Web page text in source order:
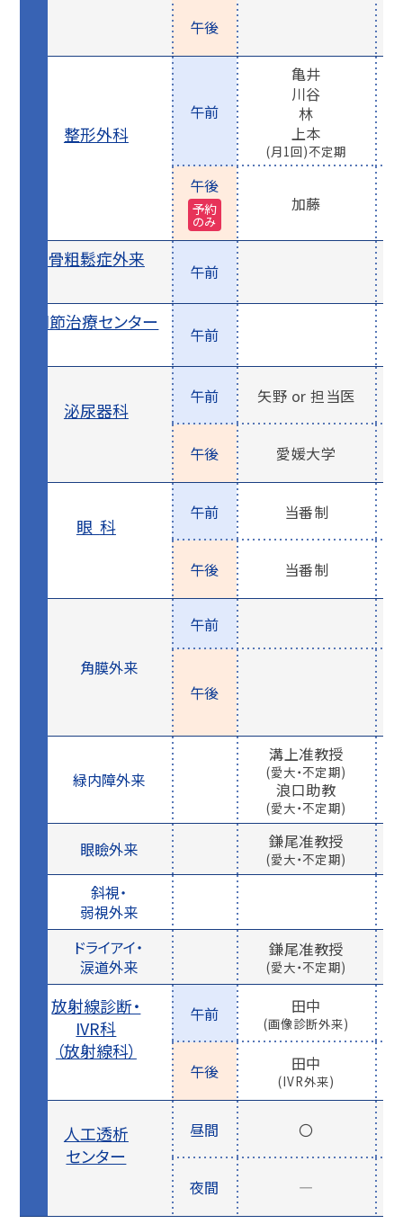
午後
整形外科
午前
亀井
川谷
林
上本
(月1回)不定期
午後
予約
のみ
加藤
骨粗鬆症外来
午前
関節治療センター
午前
泌尿器科
午前 矢野 or 担当医
午後 愛媛大学
眼科
午前 当番制
午後 当番制
角膜外来
午前
午後
緑内障外来
溝上准教授
(愛大・不定期)
浪口助教
(愛大・不定期)
眼瞼外来 鎌尾准教授
(愛大・不定期)
斜視・
弱視外来
ドライアイ・
涙道外来
鎌尾准教授
(愛大・不定期)
放射線診断・
IVR科
（放射線科）
午前 田中
(画像診断外来)
午後 田中
(IVR外来)
人工透析
センター
昼間 〇
夜間 ―